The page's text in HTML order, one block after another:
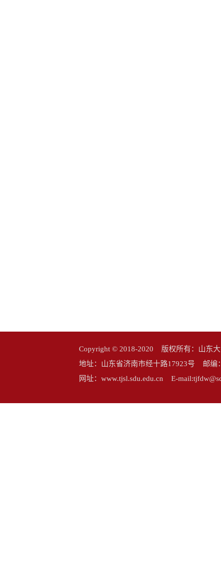
Copyright © 2018-2020 版权所有：山东
地址：山东省济南市经十路17923号 邮
网址：www.tjsl.sdu.edu.cn E-